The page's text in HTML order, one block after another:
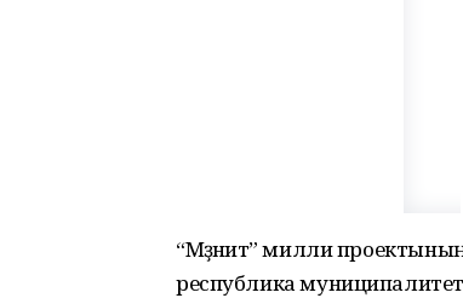
“Мәҙәниәт” милли
республика